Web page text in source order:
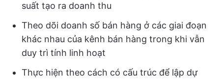
suất tạo ra doanh thu
Theo dõi doanh số bán hàng ở các giai đoạn
khác nhau của kênh bán hàng trong khi vẫn
duy trì tính linh hoạt
Thực hiện theo cách có cấu trúc để lập dự